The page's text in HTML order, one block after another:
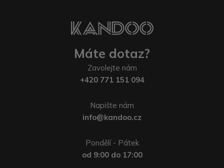
Máte dotaz?
Zavolejte nám
+420 771 151 094
Napište nám
info@kandoo.cz
Pondělí - Pátek
od 9:00 do 17:00